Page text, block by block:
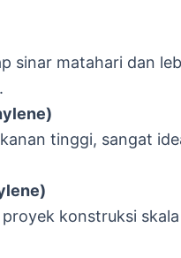
sinar matahari dan
tinggi, sangat
konstruksi